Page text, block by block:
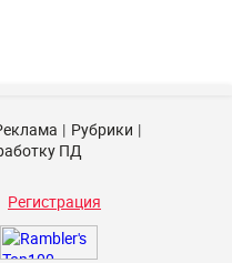
Рубрики
ПД
Регистрация